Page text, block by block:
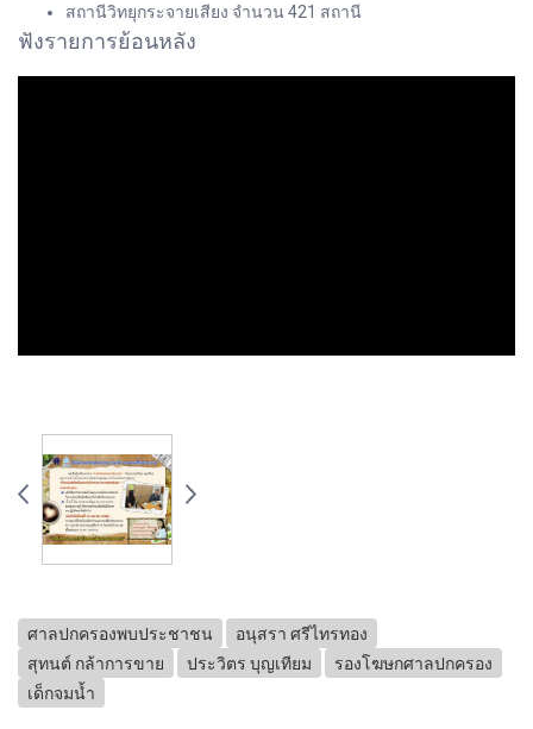
สถานีวิทยุกระจายเสียง จำนวน 421 สถานี
ฟังรายการย้อนหลัง
ศาลปกครองพบประชาชน
อนุสรา ศรีไทรทอง
สุทนต์ กล้าการขาย
ประวิตร บุญเทียม
รองโฆษกศาลปกครอง
เด็กจมน้ำ